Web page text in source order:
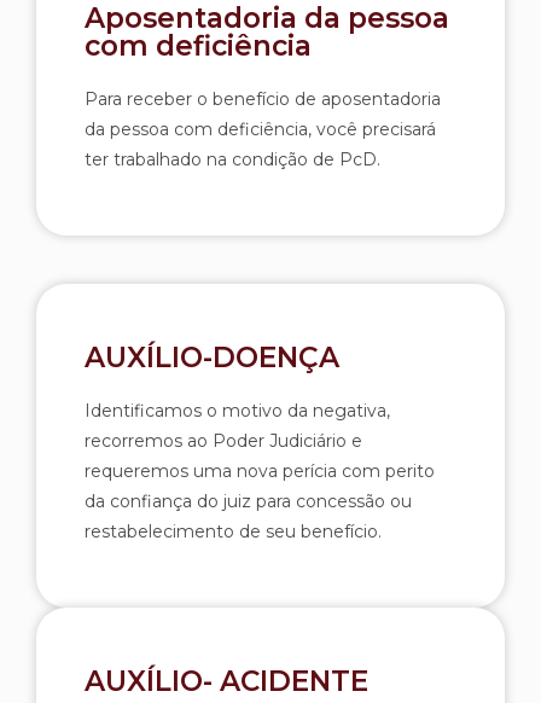
Aposentadoria da pessoa
com deficiência
Para receber o benefício de aposentadoria
da pessoa com deficiência, você precisará
ter trabalhado na condição de PcD.
AUXÍLIO-DOENÇA
Identificamos o motivo da negativa,
recorremos ao Poder Judiciário e
requeremos uma nova perícia com perito
da confiança do juiz para concessão ou
restabelecimento de seu benefício.
AUXÍLIO- ACIDENTE